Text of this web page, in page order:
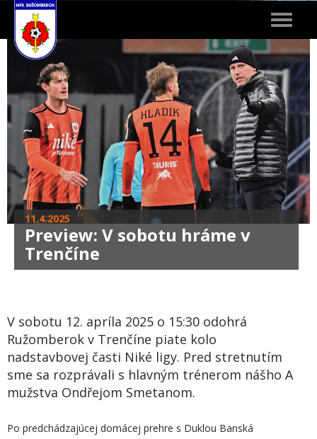
Toggle
11.4.2025
Preview: V sobotu hráme v
Trenčíne
V sobotu 12. apríla 2025 o 15:30 odohrá
Ružomberok v Trenčíne piate kolo
nadstavbovej časti Niké ligy. Pred stretnutím
sme sa rozprávali s hlavným trénerom nášho A
mužstva Ondřejom Smetanom.
Po predchádzajúcej domácej prehre s Duklou Banská